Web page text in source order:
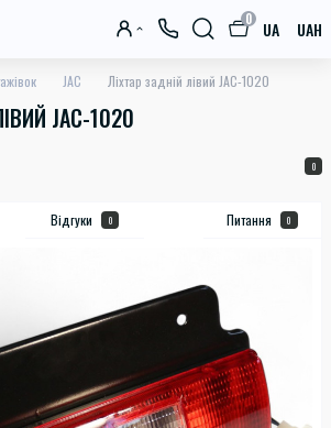
0 UA UAH
JAC Ліхтар задній лівий JAC-1020
JAC-1020
0
Відгуки 0 Питання 0